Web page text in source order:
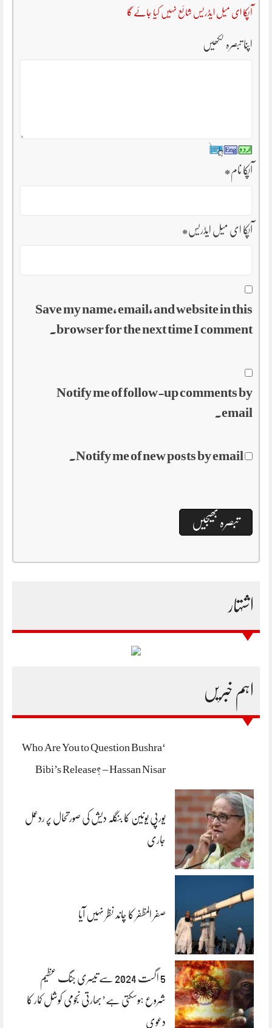
آپکا ای میل ایڈریس شائع نہیں کیا جائے گا
اپنا تبصرہ لکھیں
آپکا نام*
آپکا ای میل ایڈریس*
Save my name, email, and website in this
browser for the next time I comment.
Notify me of follow-up comments by
email.
Notify me of new posts by email.
اشتہار
اہم خبریں
‘Who Are You to Question Bushra
Bibi’s Release? – Hassan Nisar
یورپی یونین کا بنگلہ دیش کی صورتحال پر ردعمل
جاری
صفر المظفر کا چاند نظر نہیں آیا
5 اگست 2024 سے تیسری جنگ عظیم
شروع ہوسکتی ہے’بھارتی نجومی کوشل کمار کا
دعوی